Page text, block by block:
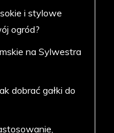
i stylowe
ogród?
na Sylwestra
dobrać gałki do